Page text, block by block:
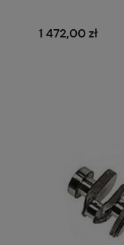
1 472,00 zł